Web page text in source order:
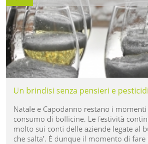
Un brindisi senza pensieri e
Natale e Capodanno restano i
consumo di bollicine. Le festività
molto sui conti delle aziende legate al
che salta’. È dunque il momento di